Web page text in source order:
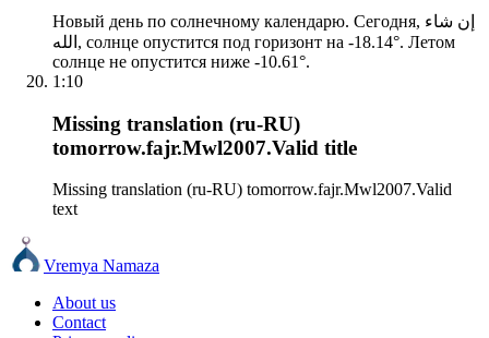
Новый день по солнечному календарю. Сегодня, إن شاء
الله, солнце опустится под горизонт на -18.14°. Летом
солнце не опустится ниже -10.61°.
1:10
Missing translation (ru-RU)
tomorrow.fajr.Mwl2007.Valid title
Missing translation (ru-RU) tomorrow.fajr.Mwl2007.Valid
text
Vremya Namaza
About us
Contact